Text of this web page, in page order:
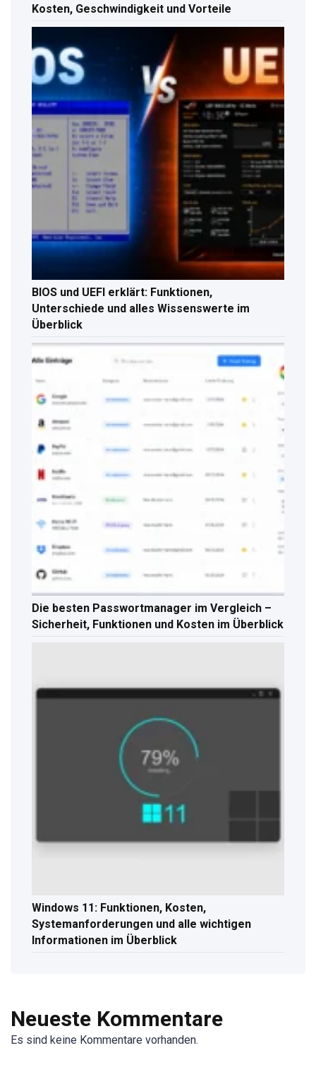
Kosten, Geschwindigkeit und Vorteile
BIOS und UEFI erklärt: Funktionen,
Unterschiede und alles Wissenswerte im
Überblick
Die besten Passwortmanager im Vergleich –
Sicherheit, Funktionen und Kosten im Überblick
Windows 11: Funktionen, Kosten,
Systemanforderungen und alle wichtigen
Informationen im Überblick
Neueste Kommentare
Es sind keine Kommentare vorhanden.